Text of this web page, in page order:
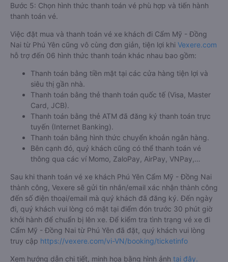
Bước 5: Chọn hình thức thanh toán vé phù hợp và tiến hành
thanh toán vé.
Việc đặt mua và thanh toán vé xe khách đi Cẩm Mỹ - Đồng
Nai từ Phú Yên cũng vô cùng đơn giản, tiện lợi khi Vexere.com
hỗ trợ đến 06 hình thức thanh toán khác nhau bao gồm:
Thanh toán bằng tiền mặt tại các cửa hàng tiện lợi và
siêu thị gần nhà.
Thanh toán bằng thẻ thanh toán quốc tế (Visa, Master
Card, JCB).
Thanh toán bằng thẻ ATM đã đăng ký thanh toán trực
tuyến (Internet Banking).
Thanh toán bằng hình thức chuyển khoản ngân hàng.
Bên cạnh đó, quý khách cũng có thể thanh toán vé
thông qua các ví Momo, ZaloPay, AirPay, VNPay,…
Sau khi thanh toán vé xe khách Phú Yên Cẩm Mỹ - Đồng Nai
thành công, Vexere sẽ gửi tin nhắn/email xác nhận thành công
đến số điện thoại/email mà quý khách đã đăng ký. Đến ngày
đi, quý khách vui lòng có mặt tại điểm đón trước 30 phút giờ
khởi hành để chuẩn bị lên xe. Để kiểm tra tình trạng vé xe đi
Cẩm Mỹ - Đồng Nai từ Phú Yên đã đặt, quý khách vui lòng
truy cập https://vexere.com/vi-VN/booking/ticketinfo
Xem hướng dẫn chi tiết, minh họa bằng hình ảnh tại đây.